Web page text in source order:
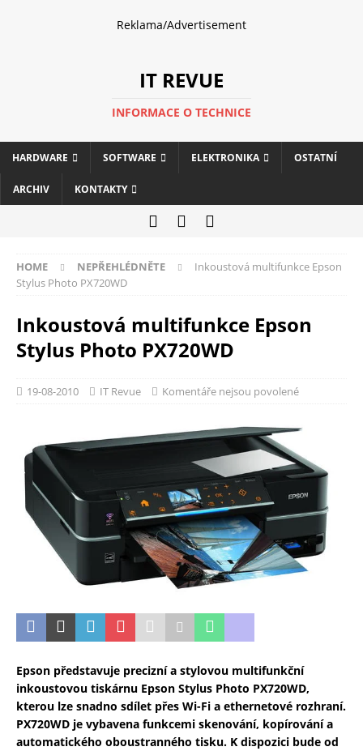
Reklama/Advertisement
IT REVUE
INFORMACE O TECHNICE
HARDWARE SOFTWARE ELEKTRONIKA OSTATNÍ
ARCHIV KONTAKTY
HOME NEPŘEHLÉDNĚTE
Inkoustová multifunkce Epson
Stylus Photo PX720WD
Inkoustová multifunkce Epson
Stylus Photo PX720WD
19-08-2010 IT Revue Komentáře nejsou povolené
Epson představuje precizní a stylovou multifunkční
inkoustovou tiskárnu Epson Stylus Photo PX720WD,
kterou lze snadno sdílet přes Wi-Fi a ethernetové rozhraní.
PX720WD je vybavena funkcemi skenování, kopírování a
automatického oboustranného tisku. K dispozici bude od